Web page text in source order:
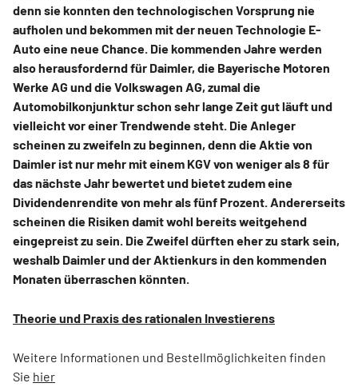
denn sie konnten den technologischen Vorsprung nie
aufholen und bekommen mit der neuen Technologie E-
Auto eine neue Chance. Die kommenden Jahre werden
also herausfordernd für Daimler, die Bayerische Motoren
Werke AG und die Volkswagen AG, zumal die
Automobilkonjunktur schon sehr lange Zeit gut läuft und
vielleicht vor einer Trendwende steht. Die Anleger
scheinen zu zweifeln zu beginnen, denn die Aktie von
Daimler ist nur mehr mit einem KGV von weniger als 8 für
das nächste Jahr bewertet und bietet zudem eine
Dividendenrendite von mehr als fünf Prozent. Andererseits
scheinen die Risiken damit wohl bereits weitgehend
eingepreist zu sein. Die Zweifel dürften eher zu stark sein,
weshalb Daimler und der Aktienkurs in den kommenden
Monaten überraschen könnten.
Theorie und Praxis des rationalen Investierens
Weitere Informationen und Bestellmöglichkeiten finden
Sie hier